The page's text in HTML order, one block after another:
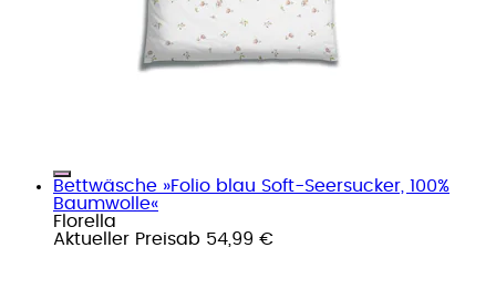
Bettwäsche »Folio blau Soft-Seersucker, 100%
Baumwolle«
Florella
Aktueller Preisab 54,99 €